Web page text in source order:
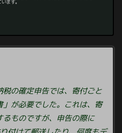
ます。
税の確定申告では、寄付ごと
」が必要でした。これは、寄
ものですが、申告の際に